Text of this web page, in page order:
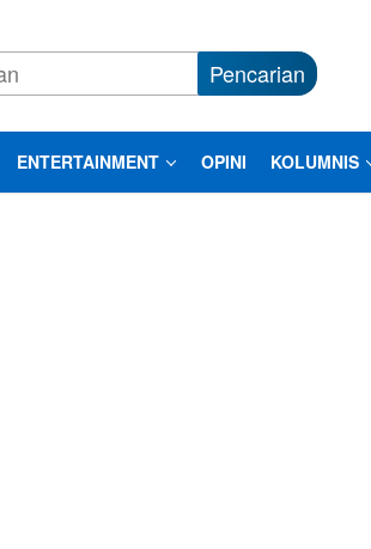
Pencarian
ENTERTAINMENT OPINI KOLUMNIS